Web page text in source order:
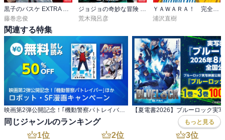
藤巻忠俊
荒木飛呂彦
浦沢直樹
関連する特集
映画第2弾公開記念！｢機動警察パトレイバー｣ほか ロボット・SF漫画キャンペーン
同じジャンルのランキング もっと見る
1位 2位 3位